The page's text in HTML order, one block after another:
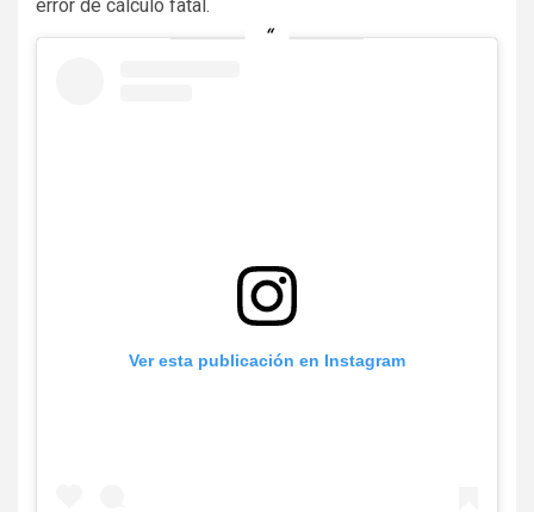
error de cálculo fatal.
Ver esta publicación en Instagram